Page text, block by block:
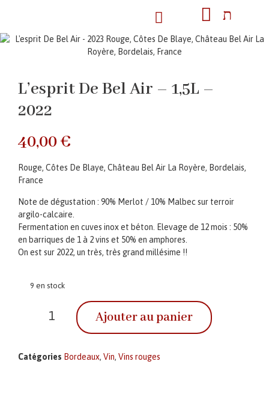
L’esprit De Bel Air – 1,5L –
2022
40,00€
Rouge, Côtes De Blaye, Château Bel Air La Royère, Bordelais,
France
Note de dégustation : 90% Merlot / 10% Malbec sur terroir
argilo-calcaire.
Fermentation en cuves inox et béton. Elevage de 12 mois : 50%
en barriques de 1 à 2 vins et 50% en amphores.
On est sur 2022, un très, très grand millésime !!
9 en stock
Ajouter au panier
Catégories Bordeaux, Vin, Vins rouges